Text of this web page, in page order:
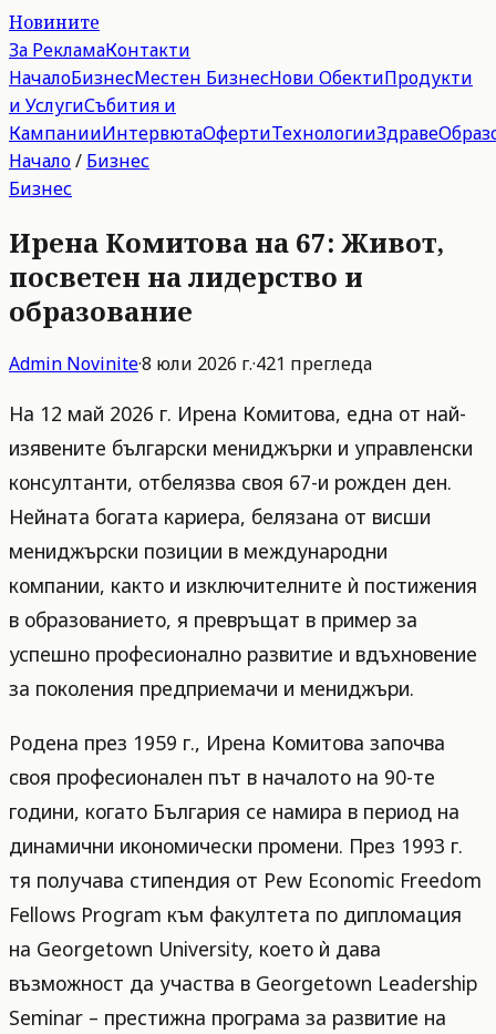
Новините
За РекламаКонтакти
НачалоБизнесМестен БизнесНови ОбектиПродукти
и УслугиСъбития и
КампанииИнтервютаОфертиТехнологииЗдраве
Начало/ Бизнес
Бизнес
Ирена Комитова на 67: Живот,
посветен на лидерство и
образование
Admin Novinite·8 юли 2026 г.·421 прегледа
На 12 май 2026 г. Ирена Комитова, една от най-
изявените български мениджърки и управленски
консултанти, отбелязва своя 67-и рожден ден.
Нейната богата кариера, белязана от висши
мениджърски позиции в международни
компании, както и изключителните ѝ постижения
в образованието, я превръщат в пример за
успешно професионално развитие и вдъхновение
за поколения предприемачи и мениджъри.
Родена през 1959 г., Ирена Комитова започва
своя професионален път в началото на 90-те
години, когато България се намира в период на
динамични икономически промени. През 1993 г.
тя получава стипендия от Pew Economic Freedom
Fellows Program към факултета по дипломация
на Georgetown University, което ѝ дава
възможност да участва в Georgetown Leadership
Seminar – престижна програма за развитие на